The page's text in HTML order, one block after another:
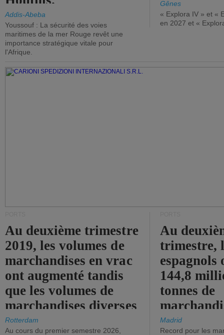
Addis-Abeba
Youssouf : La sécurité des voies
maritimes de la mer Rouge revêt une
importance stratégique vitale pour
l'Afrique.
Gênes
« Explora IV » et «
en 2027 et «
Au deuxième trimestre
2019, les volumes de
marchandises en vrac
ont augmenté tandis
que les volumes de
marchandises diverses
ont diminué.
Rotterdam
Au cours du premier semestre 2026,
Au
trimestre,
144,8
tonnes de
(+2,9%).
Madrid
Record pour les